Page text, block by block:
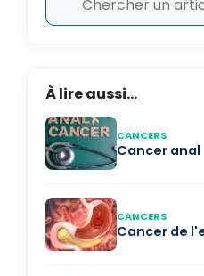
À lire aussi...
CANCERS
Cancer anal
CANCERS
Cancer de